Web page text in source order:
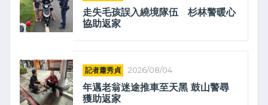
走失毛孩誤入繞境隊伍 杉林警暖心
協助返家
記者蕭秀貞 2026/08/04
年邁老翁迷途推車至天黑 鼓山警尋
獲助返家